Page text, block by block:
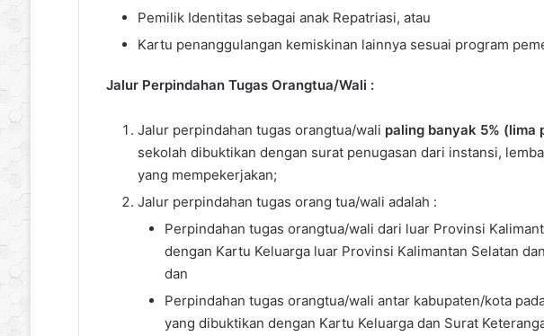
Pemilik Identitas sebagai anak Repatriasi, atau
Kartu penanggulangan kemiskinan lainnya sesuai program
Jalur Perpindahan Tugas Orangtua/Wali :
Jalur perpindahan tugas orangtua/wali paling banyak 5% (lima
sekolah dibuktikan dengan surat penugasan dari instansi,
yang mempekerjakan;
Jalur perpindahan tugas orang tua/wali adalah :
Perpindahan tugas orangtua/wali dari luar Provinsi
dengan Kartu Keluarga luar Provinsi Kalimantan Selatan
dan
Perpindahan tugas orangtua/wali antar kabupaten/kota
yang dibuktikan dengan Kartu Keluarga dan Surat